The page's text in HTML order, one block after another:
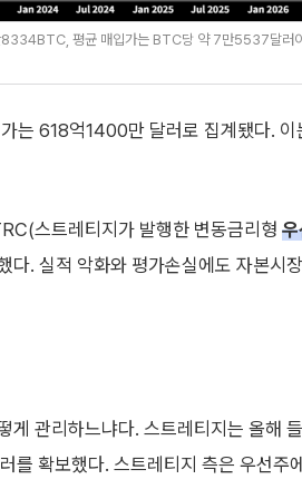
평균 매입가는 BTC당 약 7만5537달러
는 618억1400만 달러로 집계됐다.
스트레티지가 발행한 변동금리형
. 실적 악화와 평가손실에도 자본시
게 관리하느냐다. 스트레티지는 올해
확보했다. 스트레티지 측은 우선주